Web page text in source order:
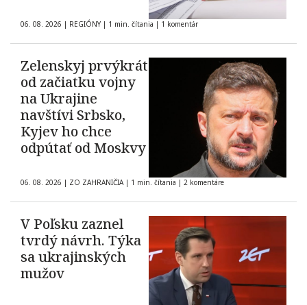
06. 08. 2026 | REGIÓNY | 1 min. čítania | 1 komentár
Zelenskyj prvýkrát
od začiatku vojny
na Ukrajine
navštívi Srbsko,
Kyjev ho chce
odpútať od Moskvy
06. 08. 2026 | ZO ZAHRANIČIA | 1 min. čítania | 2 komentáre
V Poľsku zaznel
tvrdý návrh. Týka
sa ukrajinských
mužov